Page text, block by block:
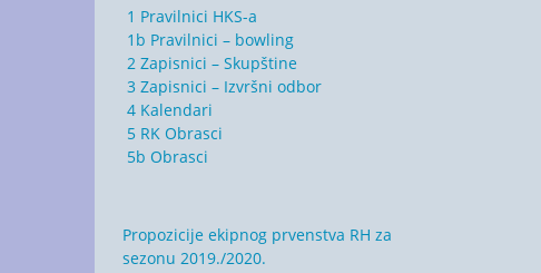
1 Pravilnici HKS-a
1b Pravilnici – bowling
2 Zapisnici – Skupštine
3 Zapisnici – Izvršni odbor
4 Kalendari
5 RK Obrasci
5b Obrasci
Propozicije ekipnog prvenstva RH za
sezonu 2019./2020.